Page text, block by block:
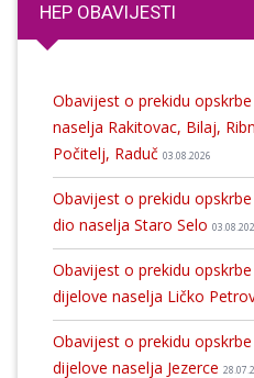
HEP OBAVIJESTI
Obavijest o prekidu
naselja Rakitovac, Bilaj,
Počitelj, Raduč 03.08.2026
Obavijest o prekidu
dio naselja Staro Selo
Obavijest o prekidu
dijelove naselja Ličko
Obavijest o prekidu
dijelove naselja Jezerce